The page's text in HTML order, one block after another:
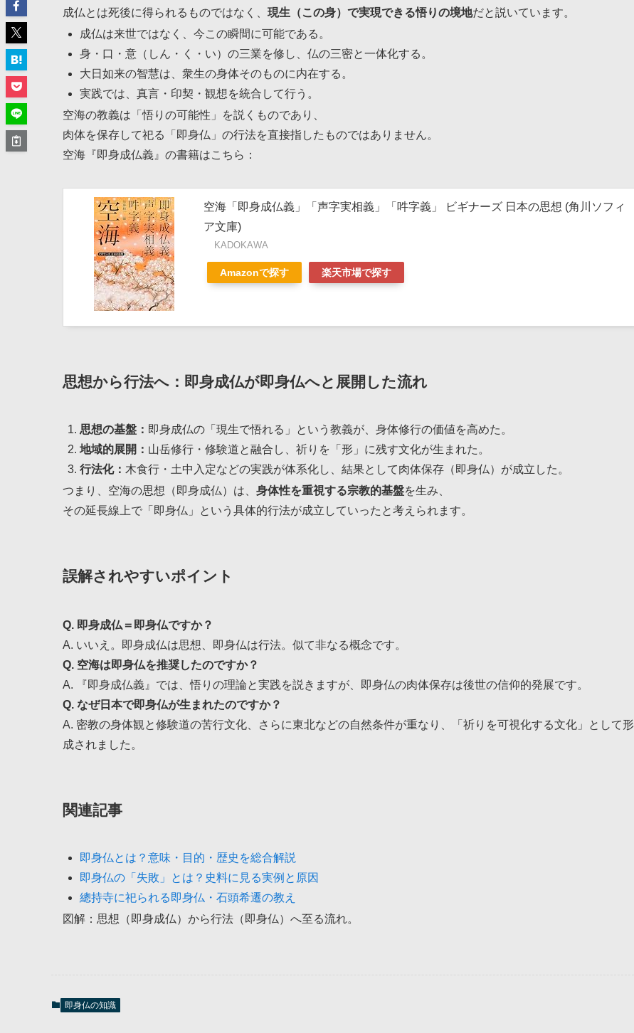
成仏とは死後に得られるものではなく、 現生（この身）で実現できる悟りの境地だと説いています。
成仏は来世ではなく、今この瞬間に可能である。
身・口・意（しん・く・い）の三業を修し、仏の三密と一体化する。
大日如来の智慧は、衆生の身体そのものに内在する。
実践では、真言・印契・観想を統合して行う。
空海の教義は「悟りの可能性」を説くものであり、
肉体を保存して祀る「即身仏」の行法を直接指したものではありません。
空海『即身成仏義』の書籍はこちら：
空海「即身成仏義」「声字実相義」「吽字義」 ビギナーズ 日本の思想 (角川ソフィ
ア文庫)
KADOKAWA
Amazonで探す 楽天市場で探す
思想から行法へ：即身成仏が即身仏へと展開した流れ
思想の基盤： 即身成仏の「現生で悟れる」という教義が、身体修行の価値を高めた。
地域的展開： 山岳修行・修験道と融合し、祈りを「形」に残す文化が生まれた。
行法化： 木食行・土中入定などの実践が体系化し、結果として肉体保存（即身仏）が成立した。
つまり、空海の思想（即身成仏）は、 身体性を重視する宗教的基盤を生み、
その延長線上で「即身仏」という具体的行法が成立していったと考えられます。
誤解されやすいポイント
Q. 即身成仏＝即身仏ですか？
A. いいえ。即身成仏は思想、即身仏は行法。似て非なる概念です。
Q. 空海は即身仏を推奨したのですか？
A. 『即身成仏義』では、悟りの理論と実践を説きますが、即身仏の肉体保存は後世の信仰的発展です。
Q. なぜ日本で即身仏が生まれたのですか？
A. 密教の身体観と修験道の苦行文化、さらに東北などの自然条件が重なり、「祈りを可視化する文化」として形
成されました。
関連記事
即身仏とは？意味・目的・歴史を総合解説
即身仏の「失敗」とは？史料に見る実例と原因
總持寺に祀られる即身仏・石頭希遷の教え
図解：思想（即身成仏）から行法（即身仏）へ至る流れ。
即身仏の知識